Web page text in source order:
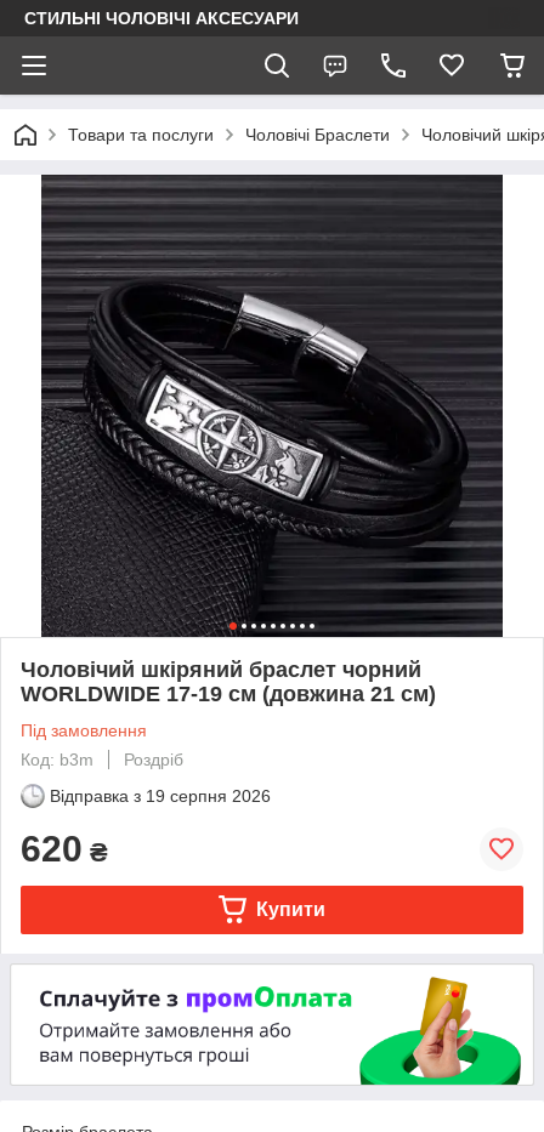
СТИЛЬНІ ЧОЛОВІЧІ АКСЕСУАРИ
Товари та послуги Чоловічі Браслети Чоловічий
Чоловічий шкіряний браслет чорний
WORLDWIDE 17-19 см (довжина 21 см)
Під замовлення
Код: b3m
Роздріб
Відправка з 19 серпня 2026
620 ₴
Купити